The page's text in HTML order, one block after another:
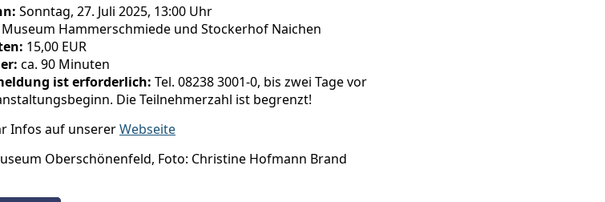
Sonntag, 27. Juli 2025, 13:00 Uhr
Museum Hammerschmiede und Stockerhof Naichen
15,00 EUR
ca. 90 Minuten
ist erforderlich: Tel. 08238 3001-0, bis zwei Tage vor
Die Teilnehmerzahl ist begrenzt!
Infos auf unsererWebseite
Oberschönenfeld, Foto: Christine Hofmann Brand